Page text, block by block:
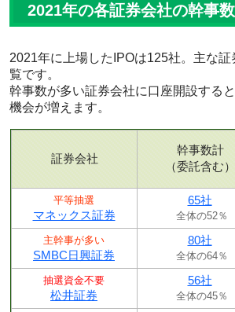
2021年の各証券会社の幹事数
2021年に上場したIPOは125社。主な
覧です。
幹事数が多い証券会社に口座開設する
機会が増えます。
証券会社
幹事数計
（委託含む）
平等抽選
マネックス証券
65社
全体の52％
主幹事が多い
SMBC日興証券
80社
全体の64％
抽選資金不要
松井証券
56社
全体の45％